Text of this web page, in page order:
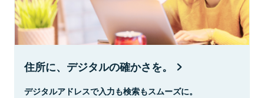
住所に、デジタルの確かさを。
デジタルアドレスで入力も検索もスムーズに。